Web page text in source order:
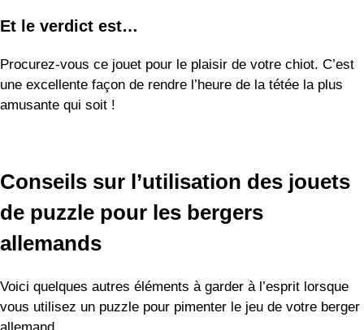
une excellente façon de rendre l’heure de la tétée la plus
allemands
vous utilisez un puzzle pour pimenter le jeu de votre berger
Bien qu’il y ait quelques exceptions, la règle générale
est de ne laisser votre chien jouer avec ces jouets